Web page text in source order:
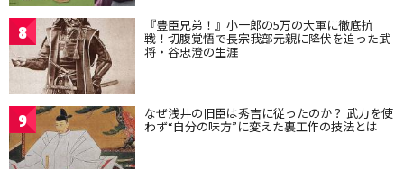
8 『豊臣兄弟！』小一郎の5万の大軍に徹底抗
戦！切腹覚悟で長宗我部元親に降伏を迫った武
将・谷忠澄の生涯
9 なぜ浅井の旧臣は秀吉に従ったのか？ 武力を使
わず“自分の味方”に変えた裏工作の技法とは